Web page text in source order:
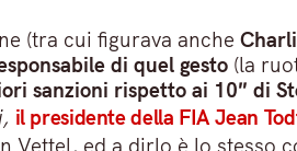
(tra cui figurava anche
di quel gesto (la
sanzioni rispetto ai 10″ di
il presidente della FIA Jean
Vettel, ed a dirlo è lo stesso